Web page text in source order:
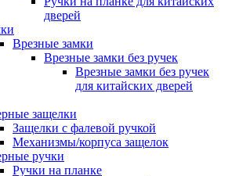
дверей
Врезные замки
Врезные замки без ручек
Врезные замки без ручек
для китайских дверей
защелки
Защелки с фалевой ручкой
Механизмы/корпуса защелок
ручки
Ручки на планке